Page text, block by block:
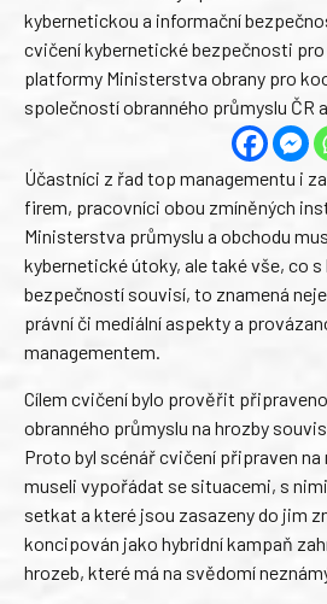
kybernetickou a informační
cvičení kybernetické bezpečnosti
platformy Ministerstva obrany pro
společností obranného průmyslu ČR
Účastníci z řad top managementu i
firem, pracovníci obou zmíněných
Ministerstva průmyslu a obchodu
kybernetické útoky, ale také vše, co
bezpečností souvisí, to znamená
právní či mediální aspekty a
managementem.
Cílem cvičení bylo prověřit
obranného průmyslu na hrozby
Proto byl scénář cvičení připraven na
museli vypořádat se situacemi, s
setkat a které jsou zasazeny do jim
koncipován jako hybridní kampaň
hrozeb, které má na svědomí